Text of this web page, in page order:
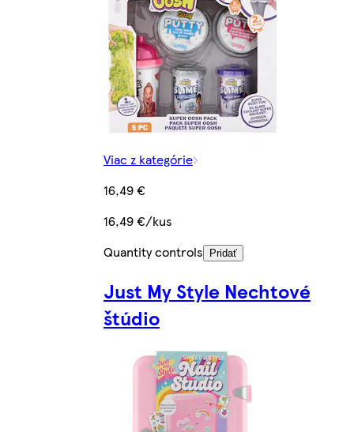
Viac z kategórie
16,49 €
16,49 €/kus
Quantity controls
Pridať
Just My Style Nechtové
štúdio